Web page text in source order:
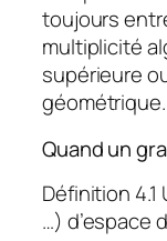
toujours
multiplicité
supérieure
géométrique.
Quand un
Définition 4.1
…) d’espace